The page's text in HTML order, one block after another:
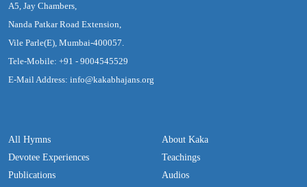
A5, Jay Chambers,
Nanda Patkar Road Extension,
Vile Parle(E), Mumbai-400057.
Tele-Mobile: +91 - 9004545529
E-Mail Address: info@kakabhajans.org
All Hymns
Devotee Experiences
Publications
About Kaka
Teachings
Audios